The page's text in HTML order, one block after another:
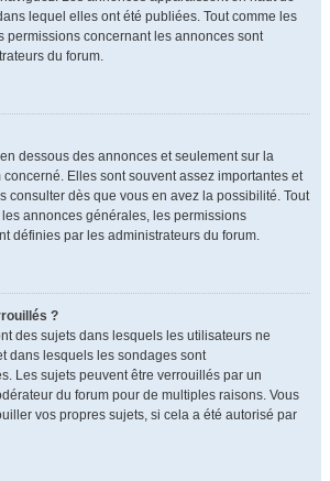
lequel elles ont été publiées. Tout comme les
permissions concernant les annonces sont
du forum.
dessous des annonces et seulement sur la
Elles sont souvent assez importantes et
consulter dès que vous en avez la possibilité. Tout
annonces générales, les permissions
définies par les administrateurs du forum.
?
des sujets dans lesquels les utilisateurs ne
dans lesquels les sondages sont
Les sujets peuvent être verrouillés par un
du forum pour de multiples raisons. Vous
vos propres sujets, si cela a été autorisé par